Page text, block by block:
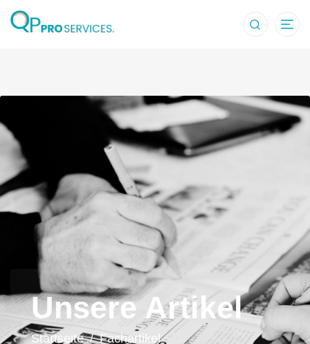
Unsere Artikel
Startseite / Fachartikel